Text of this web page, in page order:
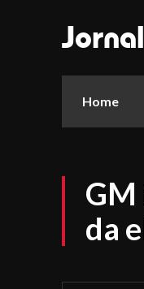
Home
GM
da